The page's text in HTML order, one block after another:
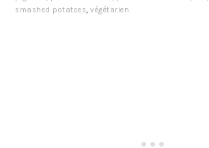
smashed potatoes,végétarien